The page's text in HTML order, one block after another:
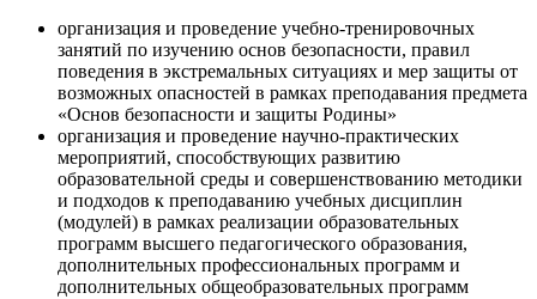
организация и проведение учебно-тренировочных
занятий по изучению основ безопасности, правил
поведения в экстремальных ситуациях и мер защиты от
возможных опасностей в рамках преподавания предмета
«Основ безопасности и защиты Родины»
организация и проведение научно-практических
мероприятий, способствующих развитию
образовательной среды и совершенствованию методики
и подходов к преподаванию учебных дисциплин
(модулей) в рамках реализации образовательных
программ высшего педагогического образования,
дополнительных профессиональных программ и
дополнительных общеобразовательных программ